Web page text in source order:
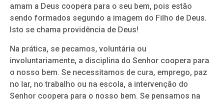
amam a Deus coopera para o seu bem, pois estão
sendo formados segundo a imagem do Filho de Deus.
Isto se chama providência de Deus!
Na prática, se pecamos, voluntária ou
involuntariamente, a disciplina do Senhor coopera para
o nosso bem. Se necessitamos de cura, emprego, paz
no lar, no trabalho ou na escola, a intervenção do
Senhor coopera para o nosso bem. Se pensamos na